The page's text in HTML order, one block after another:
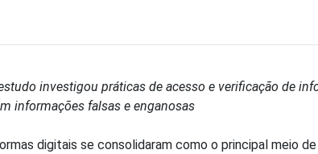
investigou práticas de acesso e verificação de
informações falsas e enganosas
digitais se consolidaram como o principal meio